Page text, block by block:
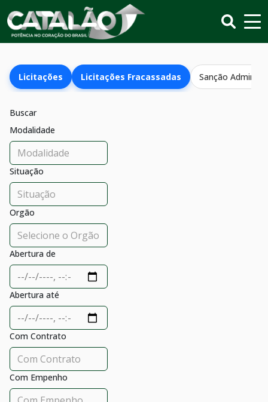
Licitações Licitações Fracassadas Sanção
Buscar
Modalidade
Situação
Orgão
Abertura de
Abertura até
Com Contrato
Com Empenho